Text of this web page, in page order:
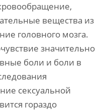
вещества из
головного мозга.
значительно
боли и боли в
сексуальной
гораздо